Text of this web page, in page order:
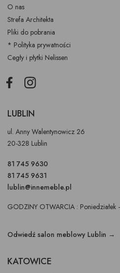
O nas
Strefa Architekta
Pliki do pobrania
* Polityka prywatności
Cegły i płytki Nelissen
FacebookInstagram
LUBLIN
ul. Anny Walentynowicz 26
20-328 Lublin
81 745 9630
81 745 9631
lublin@innemeble.pl
GODZINY OTWARCIA :
Odwiedź salon meblowy Lublin →
KATOWICE